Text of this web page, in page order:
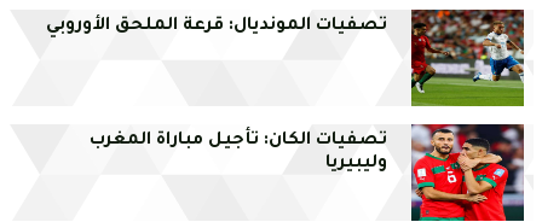
تصفيات المونديال: قرعة الملحق الأوروبي
تصفيات الكان: تأجيل مباراة المغرب
وليبيريا